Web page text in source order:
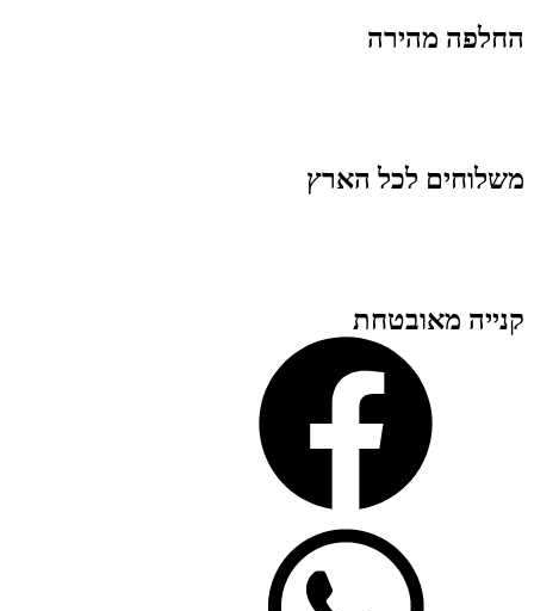
החלפה מהירה
משלוחים לכל הארץ
קנייה מאובטחת